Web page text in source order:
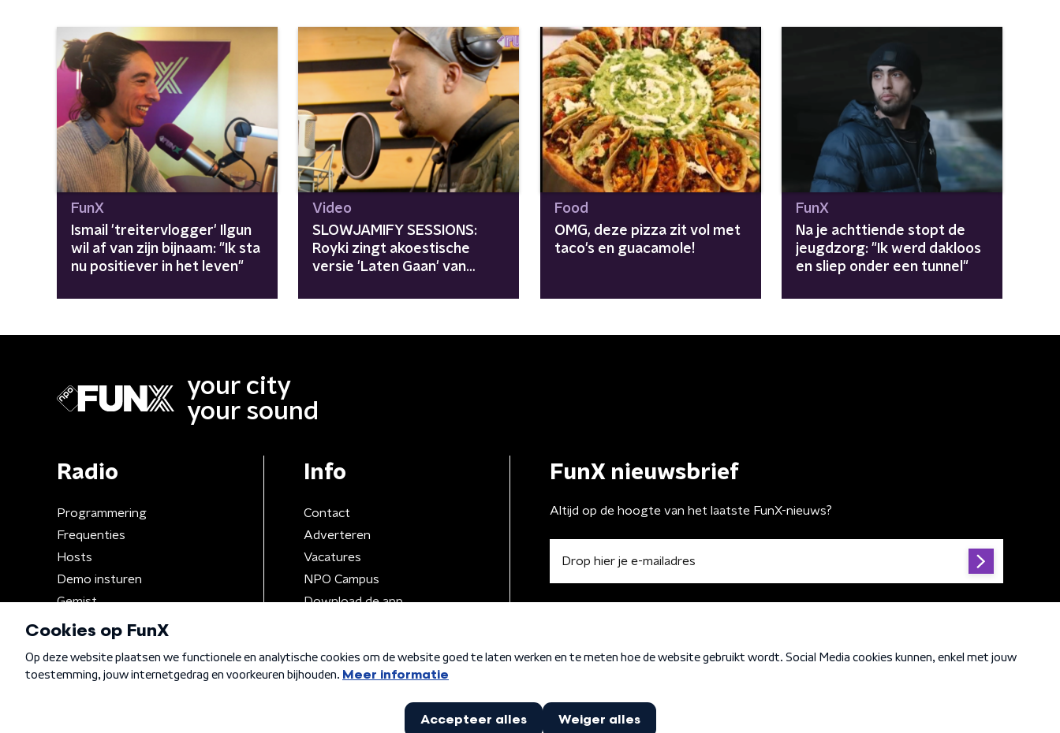
FunX
Ismail 'treitervlogger' Ilgun
wil af van zijn bijnaam: "Ik sta
nu positiever in het leven"
Video
SLOWJAMIFY SESSIONS:
Royki zingt akoestische
versie 'Laten Gaan' van
Food
OMG, deze pizza zit vol met
taco's en guacamole!
FunX
Na je achttiende stopt de
jeugdzorg: "Ik werd dakloos
en sliep onder een tunnel"
your city
your sound
Radio
Programmering
Frequenties
Hosts
Demo insturen
Gemist
Info
Contact
Adverteren
Vacatures
NPO Campus
Download de app
FunX nieuwsbrief
Altijd op de hoogte van het laatste FunX-nieuws?
Algemene voorwaarden Privacybeleid